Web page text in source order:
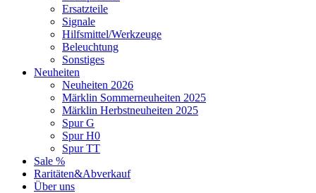
Ersatzteile
Signale
Hilfsmittel/Werkzeuge
Beleuchtung
Sonstiges
Neuheiten
Neuheiten 2026
Märklin Sommerneuheiten 2025
Märklin Herbstneuheiten 2025
Spur G
Spur H0
Spur TT
Sale %
Raritäten&Abverkauf
Über uns